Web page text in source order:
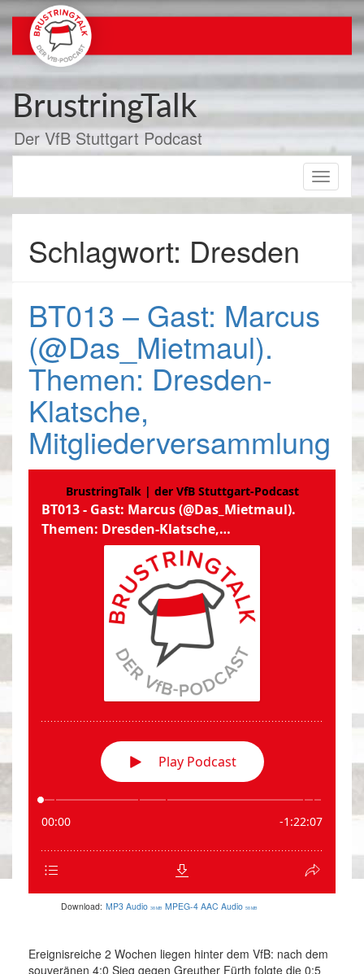
Inhalt
springen
BrustringTalk
Der VfB Stuttgart Podcast
Toggle
Schlagwort: Dresden
BT013 – Gast: Marcus
(@Das_Mietmaul).
Themen: Dresden-
Klatsche,
Mitgliederversammlung
Download: MP3 Audio 38 MB MPEG-4 AAC Audio 58 MB
Ereignisreiche 2 Wochen liegen hinter dem VfB: nach dem
souveränen 4:0 Sieg gegen Greuther Fürth folgte die 0:5